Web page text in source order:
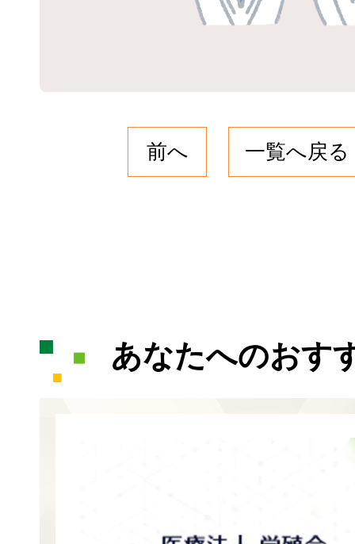
前へ 一覧へ戻る
あなたへのおす